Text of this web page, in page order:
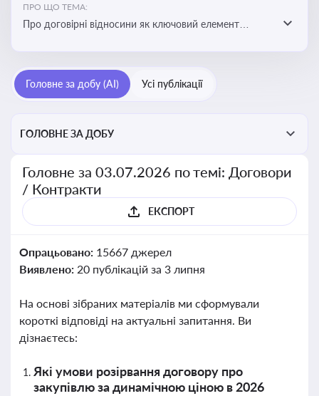
ПРО ЩО ТЕМА:
Про договірні відносини як ключовий елемент
зобов’язань за договором та розірвання договору
Головне за добу (AI) Усі публікації
ГОЛОВНЕ ЗА ДОБУ
Головне за 03.07.2026 по темі: Договори
/ Контракти
ЕКСПОРТ
Опрацьовано: 15667 джерел
Виявлено: 20 публікацій за 3 липня
На основі зібраних матеріалів ми сформували
короткі відповіді на актуальні запитання. Ви
дізнаєтесь:
Які умови розірвання договору про
закупівлю за динамічною ціною в 2026